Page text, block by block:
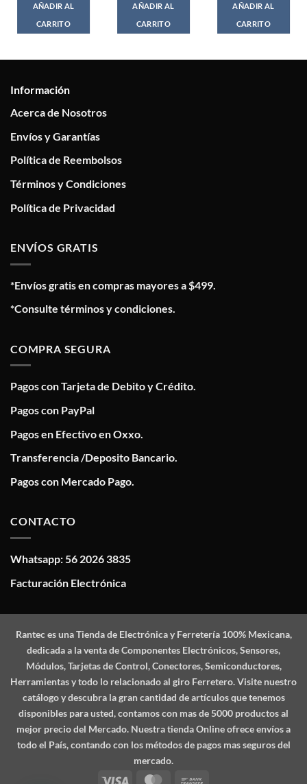
AÑADIR AL
CARRITO
AÑADIR AL
CARRITO
AÑADIR AL
CARRITO
Información
Acerca de Nosotros
Envíos y Garantías
Política de Reembolsos
Términos y Condiciones
Política de Privacidad
ENVÍOS GRATIS
*Envíos gratis en compras mayores a $499.
*Consulte términos y condiciones.
COMPRA SEGURA
Pagos con Tarjeta de Debito y Crédito.
Pagos con PayPal
Pagos en Efectivo en Oxxo.
Transferencia /Deposito Bancario.
Pagos con Mercado Pago.
CONTACTO
Whatsapp: 56 2026 3835
Facturación Electrónica
Ranteces una Tienda de Electrónica y Ferretería 100% Mexicana,
dedicada a la venta de Componentes Electrónicos, Sensores,
Módulos, Tarjetas de Control, Conectores, Semiconductores,
Herramientas y todo lo relacionado al giro Ferretero. Visite nuestro
catálogo y descubra la gran cantidad de artículos que tenemos
disponibles para usted, contamos con mas de 5000 productos al
mejor precio del Mercado. Nuestra tienda Online ofrece envíos a
todo el País, contando con los métodos de pagos mas seguros del
mercado.
Visa
MasterCard